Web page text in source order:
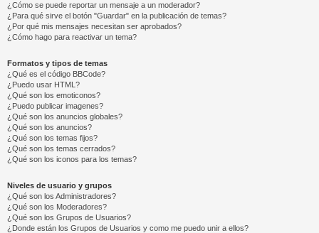
¿Cómo se puede reportar un mensaje a un moderador?
¿Para qué sirve el botón "Guardar" en la publicación de temas?
¿Por qué mis mensajes necesitan ser aprobados?
¿Cómo hago para reactivar un tema?
Formatos y tipos de temas
¿Qué es el código BBCode?
¿Puedo usar HTML?
¿Qué son los emoticonos?
¿Puedo publicar imagenes?
¿Qué son los anuncios globales?
¿Qué son los anuncios?
¿Qué son los temas fijos?
¿Qué son los temas cerrados?
¿Qué son los iconos para los temas?
Niveles de usuario y grupos
¿Qué son los Administradores?
¿Qué son los Moderadores?
¿Qué son los Grupos de Usuarios?
¿Donde están los Grupos de Usuarios y como me puedo unir a ellos?